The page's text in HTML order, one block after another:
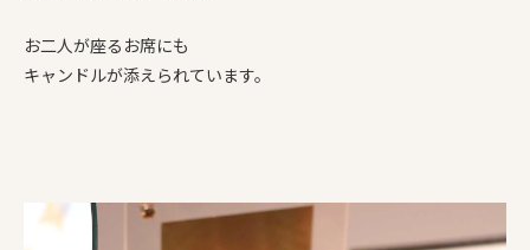
お二人が座るお席にも
キャンドルが添えられています。